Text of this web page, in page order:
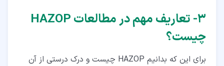
۳‏- تعاریف مهم در مطالعات HAZOP
چیست؟
برای این که بدانیم HAZOP چیست و درک درستی از آن